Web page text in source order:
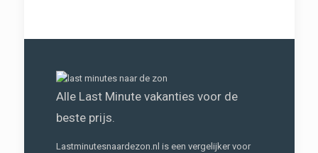
Alle Last Minute vakanties voor de
beste prijs.
Lastminutesnaardezon.nl is een vergelijker voor